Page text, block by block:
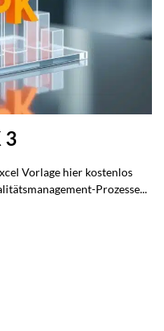
3
Vorlage hier kostenlos
Prozesse...